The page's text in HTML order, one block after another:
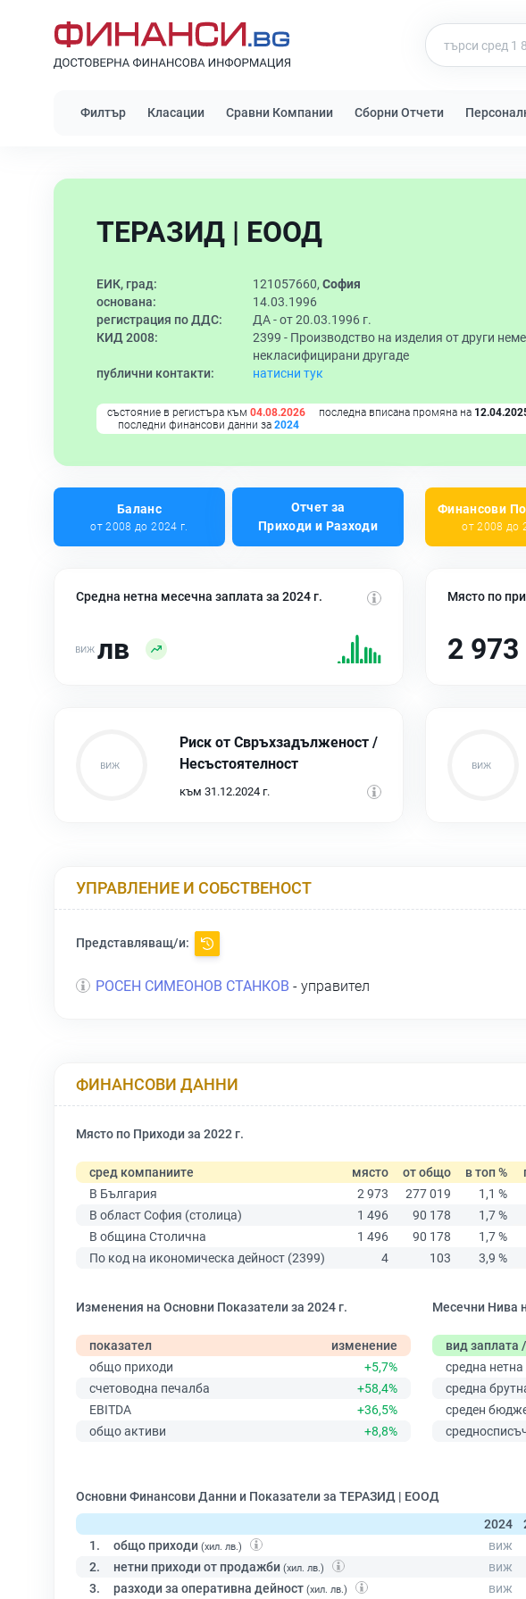
Филтър Класации Сравни Компании Сборни Отчети
ТЕРАЗИД | ЕООД
ЕИК, град: 121057660, София
основана:
14.03.1996
регистрация по ДДС:
ДА - от 20.03.1996 г.
КИД 2008:
2399 - Производство на изделия от други
некласифицирани другаде
публични контакти:
натисни тук
състояние в регистъра към 04.08.2026 последна вписана промяна на
последни финансови данни за 2024
Баланс
от 2008 до 2024 г.
Отчет за
Приходи и Разходи
Финансови
от 2008 до
Средна нетна месечна заплата за 2024 г.
лв
Място по
2 973
Риск от Свръхзадълженост /
Несъстоятелност
към 31.12.2024 г.
УПРАВЛЕНИЕ И СОБСТВЕНОСТ
Представляващ/и:
РОСЕН СИМЕОНОВ СТАНКОВ - управител
ФИНАНСОВИ ДАННИ
Място по Приходи за 2022 г.
сред компаниите място от общо в топ %
В България
2 973 277 019 1,1 %
В област София (столица)
1 496 90 178 1,7 %
В община Столична
1 496 90 178 1,7 %
По код на икономическа дейност (2399)
4 103 3,9 %
Изменения на Основни Показатели за 2024 г.
показател
изменение
общо приходи
+5,7%
счетоводна печалба
+58,4%
EBITDA
+36,5%
общо активи
+8,8%
Месечни Нива
вид заплата
средна
средна
среден
Основни Финансови Данни и Показатели за ТЕРАЗИД | ЕООД
2024
1.
общо приходи (хил. лв.)
2. нетни приходи от продажби (хил. лв.)
3. разходи за оперативна дейност (хил. лв.)